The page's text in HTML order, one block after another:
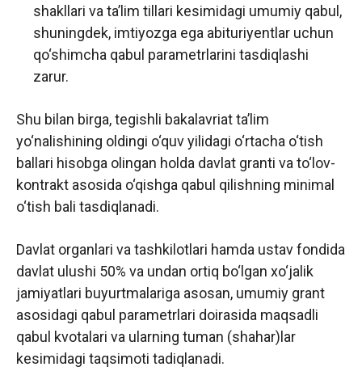
shakllari va ta’lim tillari kesimidagi umumiy qabul,
shuningdek, imtiyozga ega abituriyentlar uchun
qo‘shimcha qabul parametrlarini tasdiqlashi
zarur.
Shu bilan birga, tegishli bakalavriat ta’lim
yo‘nalishining oldingi o‘quv yilidagi o‘rtacha o‘tish
ballari hisobga olingan holda davlat granti va to‘lov-
kontrakt asosida o‘qishga qabul qilishning minimal
o‘tish bali tasdiqlanadi.
Davlat organlari va tashkilotlari hamda ustav fondida
davlat ulushi 50% va undan ortiq bo‘lgan xo‘jalik
jamiyatlari buyurtmalariga asosan, umumiy grant
asosidagi qabul parametrlari doirasida maqsadli
qabul kvotalari va ularning tuman (shahar)lar
kesimidagi taqsimoti tadiqlanadi.